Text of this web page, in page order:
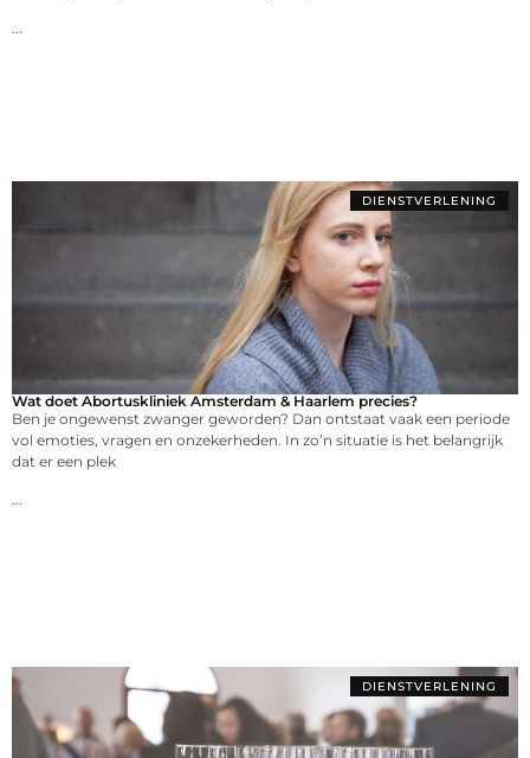
...
DIENSTVERLENING
Wat doet Abortuskliniek Amsterdam & Haarlem precies?
Ben je ongewenst zwanger geworden? Dan ontstaat vaak een periode
vol emoties, vragen en onzekerheden. In zo’n situatie is het belangrijk
dat er een plek
...
DIENSTVERLENING